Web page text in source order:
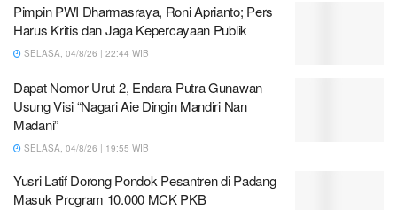
Pimpin PWI Dharmasraya, Roni Aprianto; Pers
Harus Kritis dan Jaga Kepercayaan Publik
SELASA, 04/8/26 | 22:44 WIB
Dapat Nomor Urut 2, Endara Putra Gunawan
Usung Visi “Nagari Aie Dingin Mandiri Nan
Madani”
SELASA, 04/8/26 | 19:55 WIB
Yusri Latif Dorong Pondok Pesantren di Padang
Masuk Program 10.000 MCK PKB